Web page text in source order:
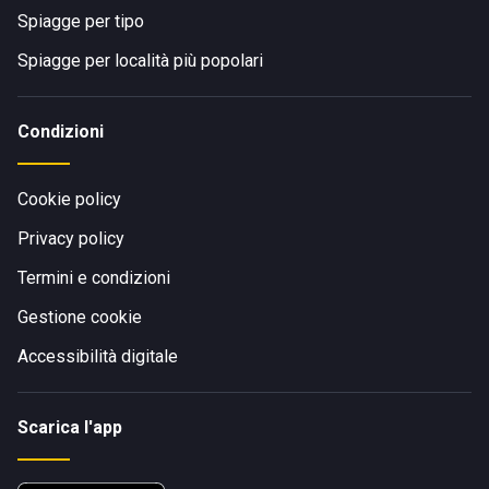
Spiagge per tipo
Spiagge per località più popolari
Condizioni
Cookie policy
Privacy policy
Termini e condizioni
Gestione cookie
Accessibilità digitale
Scarica l'app